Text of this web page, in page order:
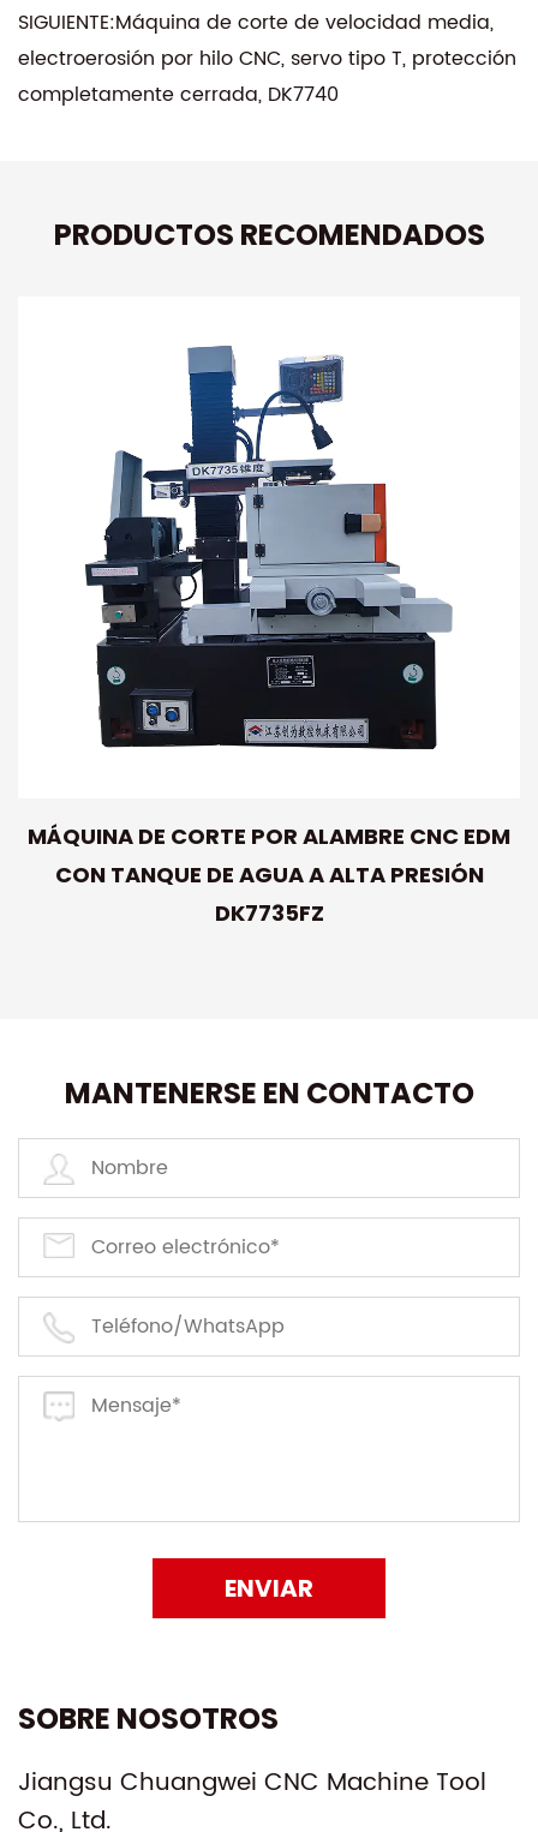
SIGUIENTE:Máquina de corte de velocidad media,
electroerosión por hilo CNC, servo tipo T, protección
completamente cerrada, DK7740
PRODUCTOS RECOMENDADOS
MÁQUINA DE CORTE POR ALAMBRE CNC EDM
CON TANQUE DE AGUA A ALTA PRESIÓN
DK7735FZ
MANTENERSE EN CONTACTO
ENVIAR
SOBRE NOSOTROS
Jiangsu Chuangwei CNC Machine Tool
Co., Ltd.